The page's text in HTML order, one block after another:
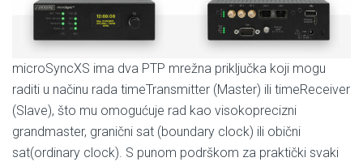
microSyncXS ima dva PTP mrežna priključka koji mogu
raditi u načinu rada timeTransmitter (Master) ili timeReceiver
(Slave), što mu omogućuje rad kao visokoprecizni
grandmaster, granični sat (boundary clock) ili obični
sat(ordinary clock). S punom podrškom za praktički svaki